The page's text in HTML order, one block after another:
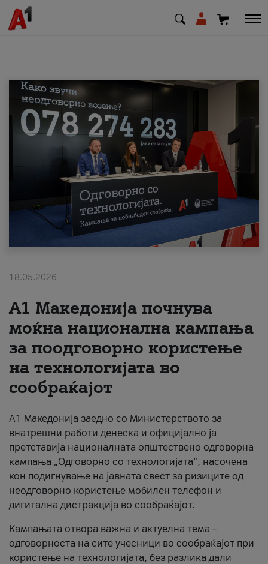
МК EN SQ
Деловни
Поддршка
Надополни кредит
#ПодобарОнлајн
18.05.2026
A1 Македонија почнува
моќна национална кампања
за поодговорно користење
на технологијата во
сообраќајот
A1 Македонија заедно со Министерството за
внатрешни работи денеска и официјално ја
претставија националната општествено одговорна
кампања „Одговорно со технологијата“, насочена
кон подигнување на јавната свест за ризиците од
неодговорно користење мобилен телефон и
дигитална дистракција во сообраќајот.
Кампањата отвора важна и актуелна тема –
одговорноста на сите учесници во сообраќајот при
користење на технологијата, без разлика дали